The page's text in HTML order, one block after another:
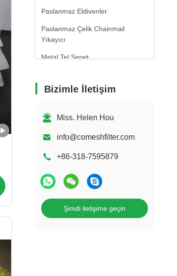
Paslanmaz Eldivenler
Paslanmaz Çelik Chainmail
Yıkayıcı
Metal Tel Sepet
Soğuk Duman Jeneratörü
Bizimle İletişim
Miss. Helen Hou
info@comeshfilter.com
+86-318-7595879
Şimdi iletişime geçin